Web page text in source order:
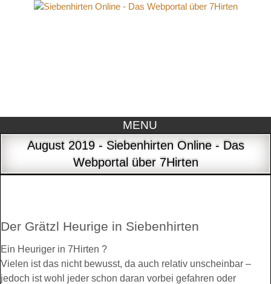
MENU
August 2019 - Siebenhirten Online - Das
Webportal über 7Hirten
Der Grätzl Heurige in Siebenhirten
Ein Heuriger in 7Hirten ?
Vielen ist das nicht bewusst, da auch relativ unscheinbar –
jedoch ist wohl jeder schon daran vorbei gefahren oder